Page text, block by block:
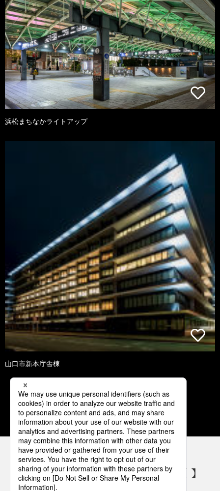
浜松まちなかライトアップ
山口市新本庁舎棟
1 2 3 4 5
パナソニックの電気設備 SNSアカウント